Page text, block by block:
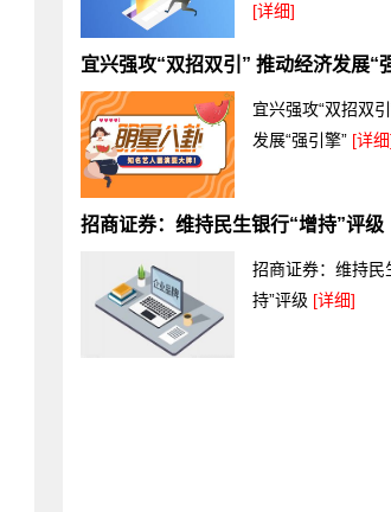
[详细]
宜兴强攻“双招双引” 推动经济发展“
宜兴强攻“双招双
发展“强引擎” [详
招商证券：维持民生银行“增持”评级
招商证券：维持民
持”评级 [详细]